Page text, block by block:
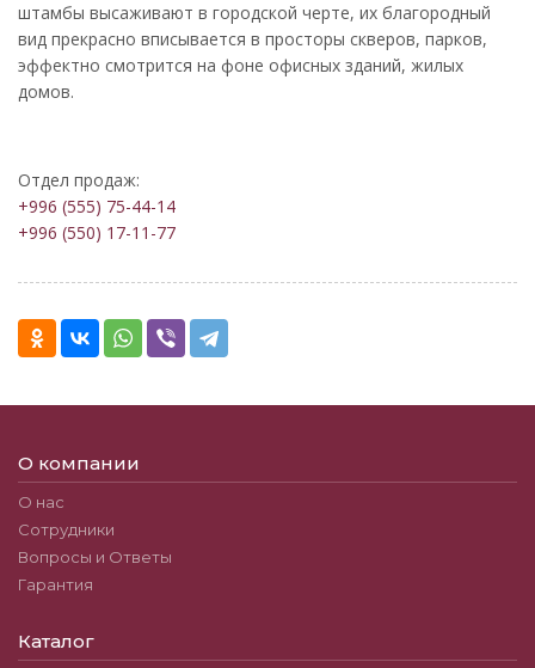
штамбы высаживают в городской черте, их благородный
вид прекрасно вписывается в просторы скверов, парков,
эффектно смотрится на фоне офисных зданий, жилых
домов.
Отдел продаж:
+996 (555) 75-44-14
+996 (550) 17-11-77
О компании
О нас
Сотрудники
Вопросы и Ответы
Гарантия
Каталог